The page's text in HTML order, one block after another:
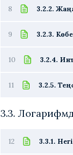
8 3.2.2.
9 3.2.3.
10 3.2.4.
11 3.2.5.
3.3.
12 3.3.1.